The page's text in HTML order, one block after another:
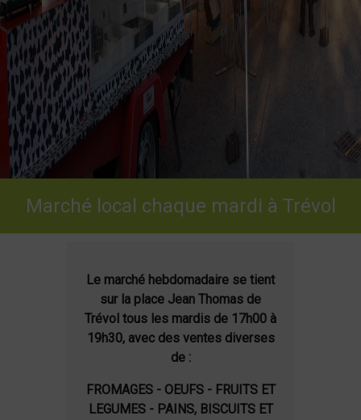
Marché local chaque mardi à Trévol
Le marché hebdomadaire se tient
sur la place Jean Thomas de
Trévol tous les mardis de 17h00 à
19h30, avec des ventes diverses
de :
FROMAGES - OEUFS - FRUITS ET
LEGUMES - PAINS, BISCUITS ET